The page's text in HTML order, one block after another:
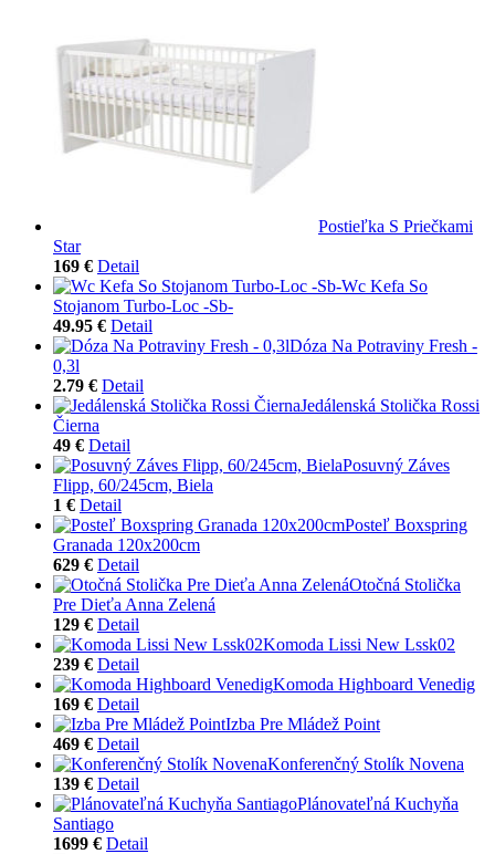
Postieľka S Priečkami
Star
169 € Detail
Wc Kefa So
Stojanom Turbo-Loc -Sb-
49.95 € Detail
Dóza Na Potraviny Fresh -
0,3l
2.79 € Detail
Jedálenská Stolička Rossi
Čierna
49 € Detail
Posuvný Záves
Flipp, 60/245cm, Biela
1 € Detail
Posteľ Boxspring
Granada 120x200cm
629 € Detail
Otočná Stolička
Pre Dieťa Anna Zelená
129 € Detail
Komoda Lissi New Lssk02
239 € Detail
Komoda Highboard Venedig
169 € Detail
Izba Pre Mládež Point
469 € Detail
Konferenčný Stolík Novena
139 € Detail
Plánovateľná Kuchyňa
Santiago
1699 € Detail